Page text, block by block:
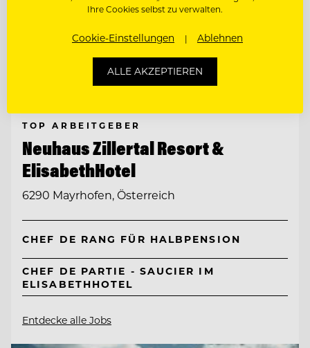
TOP ARBEITGEBER
Neuhaus Zillertal Resort &
ElisabethHotel
6290 Mayrhofen, Österreich
CHEF DE RANG FÜR HALBPENSION
CHEF DE PARTIE - SAUCIER IM
ELISABETHHOTEL
Entdecke alle Jobs
Ihre Cookies selbst zu verwalten.
Cookie-Einstellungen Ablehnen
ALLE AKZEPTIEREN